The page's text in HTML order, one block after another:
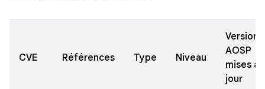
CVE Références Type Niveau
Versions
AOSP
mises à
jour